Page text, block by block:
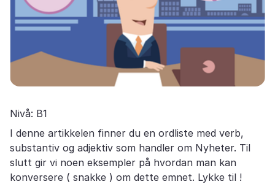
Nivå: B1
I denne artikkelen finner du en ordliste med verb,
substantiv og adjektiv som handler om Nyheter. Til
slutt gir vi noen eksempler på hvordan man kan
konversere ( snakke ) om dette emnet. Lykke til !